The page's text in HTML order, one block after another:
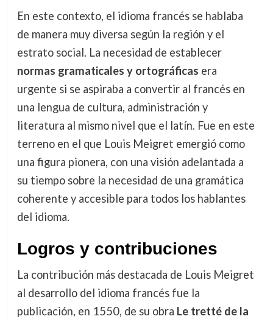
En este contexto, el idioma francés se hablaba
de manera muy diversa según la región y el
estrato social. La necesidad de establecer
normas gramaticales y ortográficas era
urgente si se aspiraba a convertir al francés en
una lengua de cultura, administración y
literatura al mismo nivel que el latín. Fue en este
terreno en el que Louis Meigret emergió como
una figura pionera, con una visión adelantada a
su tiempo sobre la necesidad de una gramática
coherente y accesible para todos los hablantes
del idioma.
Logros y contribuciones
La contribución más destacada de Louis Meigret
al desarrollo del idioma francés fue la
publicación, en 1550, de su obra Le tretté de la